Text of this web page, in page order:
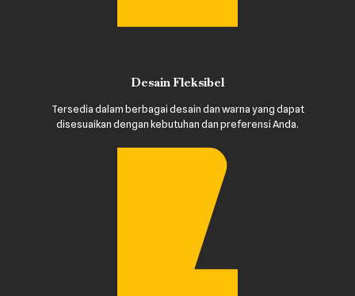
Desain Fleksibel
Tersedia dalam berbagai desain dan warna yang dapat
disesuaikan dengan kebutuhan dan preferensi Anda.